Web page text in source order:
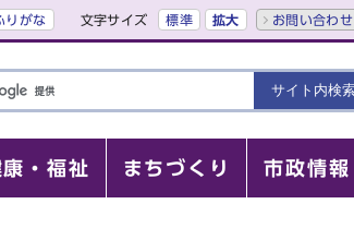
りがな 文字サイズ 標準 拡大 お問い合わせ
康・福祉 まちづくり 市政情報